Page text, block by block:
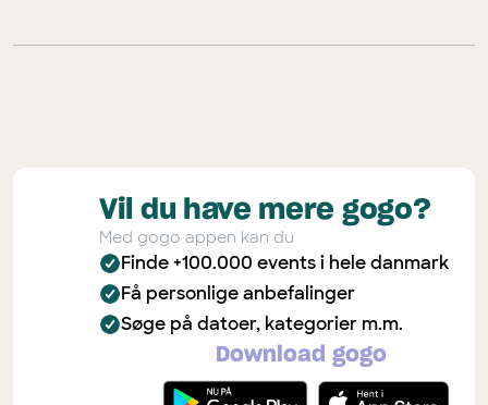
Vil du have mere gogo?
Med gogo appen kan du
Finde +100.000 events i hele danmark
Få personlige anbefalinger
Søge på datoer, kategorier m.m.
Download gogo